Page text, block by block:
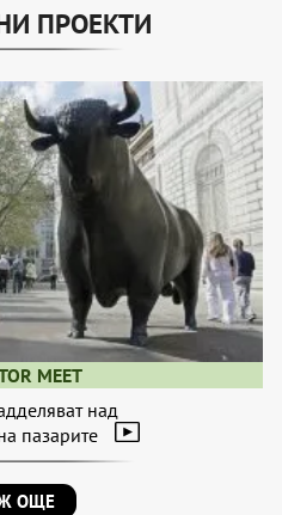
ПРОЕКТИ
MEET
над
пазарите
ОЩЕ